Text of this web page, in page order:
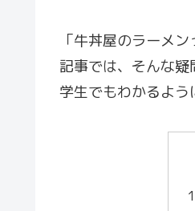
「牛丼屋のラーメ
記事では、そんな
学生でもわかるよう